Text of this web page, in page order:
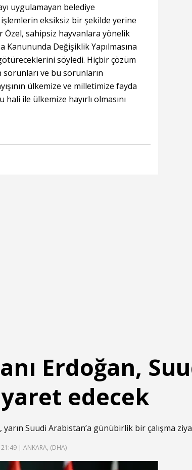
uygulamayan belediye
eksiksiz bir şekilde yerine
Özel, sahipsiz hayvanlara yönelik
Değişiklik Yapılmasına
söyledi. Hiçbir çözüm
ve bu sorunların
ülkemize ve milletimize fayda
ile ülkemize hayırlı olmasını
Erdoğan,
edecek
Suudi Arabistan’a günübirlik bir çalışma
| ANKARA, (DHA)-